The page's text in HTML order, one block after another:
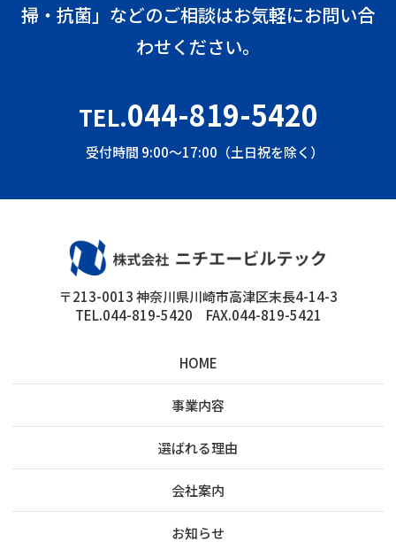
掃・抗菌」などのご相談はお気軽にお問い合
わせください。
TEL.044-819-5420
受付時間 9:00～17:00（土日祝を除く）
〒213-0013 神奈川県川崎市高津区末長4-14-3
TEL.044-819-5420 FAX.044-819-5421
HOME
事業内容
選ばれる理由
会社案内
お知らせ